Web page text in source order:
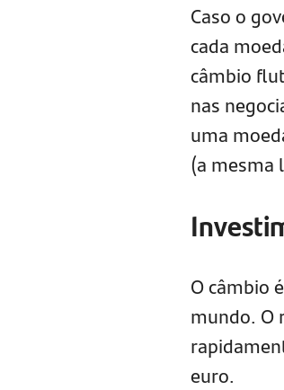
Caso o
cada
câmbio
nas
uma
(a mesma
O câmbio
mundo. O
euro.